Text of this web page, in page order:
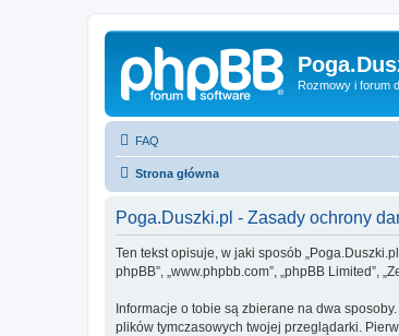
Rozmowy i forum
FAQ
Strona główna
Poga.Duszki.pl - Zasady ochrony
Ten tekst opisuje, w jaki sposób
phpBB”, „www.phpbb.com”, „phpBB Limited”,
Informacje o tobie są zbierane na dwa
plików tymczasowych twojej przeglądarki.